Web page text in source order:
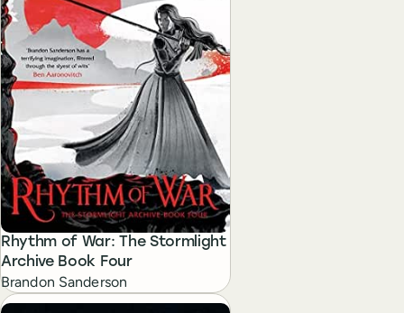
Rhythm of War: The Stormlight
Archive Book Four
Brandon Sanderson